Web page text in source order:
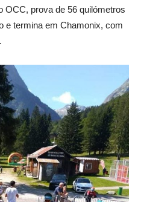
OCC, prova de 56 quilómetros
e termina em Chamonix, com